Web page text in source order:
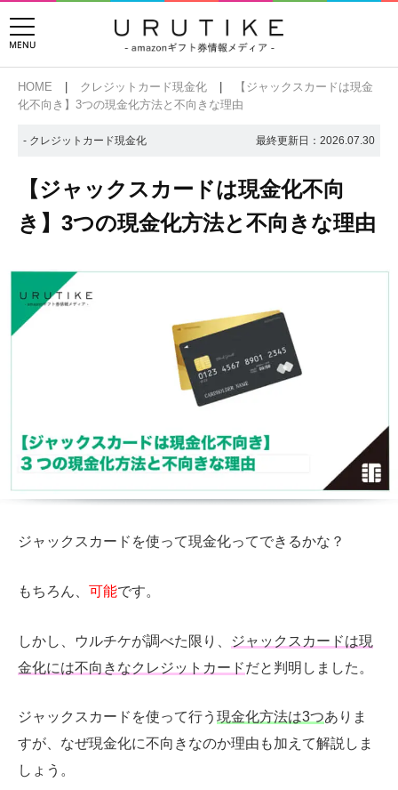
HOME クレジットカード現金化
【ジャックスカードは現金
化不向き】3つの現金化方法と不向きな理由
- クレジットカード現金化 最終更新日： 2026.07.30
【ジャックスカードは現金化不向
き】3つの現金化方法と不向きな理由
ジャックスカードを使って現金化ってできるかな？
もちろん、 可能です。
しかし、ウルチケが調べた限り、
ジャックスカードは現
金化には不向きなクレジットカードだと判明しました。
ジャックスカードを使って行う 現金化方法は3つありま
すが、なぜ現金化に不向きなのか理由も加えて解説しま
しょう。